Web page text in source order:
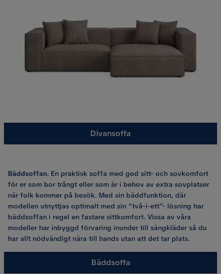
Divansoffa
Bäddsoffan. En praktisk soffa med god sitt- och sovkomfort
för er som bor trångt eller som är i behov av extra sovplatser
när folk kommer på besök. Med sin bäddfunktion, där
modellen utnyttjas optimalt med sin “två-i-ett”- lösning har
bäddsoffan i regel en fastare sittkomfort. Vissa av våra
modeller har inbyggd förvaring inunder till sängkläder så du
har allt nödvändigt nära till hands utan att det tar plats.
Bäddsoffa